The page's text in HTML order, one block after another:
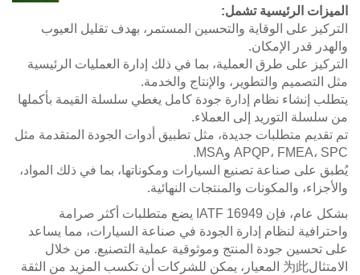
الميزات الرئيسية تشمل:
التركيز على الوقاية والتحسين المستمر، بهدف تقليل العيوب
والهدر قدر الإمكان.
التركيز على طرق العملية، بما في ذلك إدارة العمليات الرئيسية
مثل التصميم والتطوير، والإنتاج والخدمة.
يتطلب إنشاء نظام إدارة جودة كامل يغطي سلسلة القيمة بأكملها
من سلسلة التوريد إلى العملاء.
تم تقديم متطلبات جديدة، مثل تطبيق أدوات الجودة المتقدمة مثل
APQP، FMEA، SPC وMSA.
يُطبق على صناعة تصنيع السيارات ومكوناتها، بما في ذلك المواد،
والأجزاء، والمكونات والمنتجات النهائية.
بشكل عام، فإن IATF 16949 يضع متطلبات أكثر صرامة
واحترافية لنظام إدارة الجودة في صناعة السيارات، مما يساعد
على تحسين جودة المنتج وموثوقية عملية التصنيع. من خلال
الامتثال为此 المعيار، يمكن للشركات أن تكسب المزيد من الثقة